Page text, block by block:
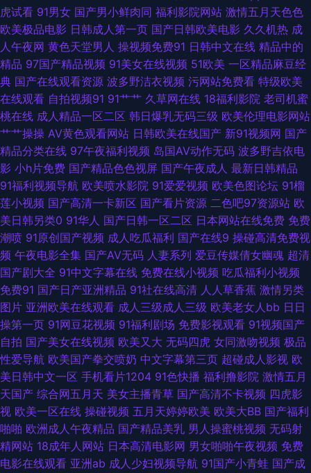
性一交 97国产在线在线观看 欧美精品一区二区三区成人片 91免得网址 女人
的天堂网 中关村在线 久草众合网 伊人色资源 欧美一二三区在线 亚洲淫色网
站 亚洲一区欧美在线观看 日本男人精品一区二区 好男人中文字幕官网 伊人
VA导航站 九一韩剧网 久久四虎一二三 亚洲一线网站 韩国AA片 男人TV天堂
91视频草草 欧美人成 最新欧美人妖 乱亲女h秽 在线观看v 九九精品无 亚洲
综合在线最大成人 好吊色成人 亚洲黄色网络 国产偷人自拍区视 91亚洲精华
欧美精品午夜一二三区 超碰欧美色中色 日韩成人三级在线观看 成人91电影
院 人人网登陆首页 成全免费影视在线观看 日韩综合网 国产精品第12页 香蕉
伊人网 国产香港 樱桃视频香蕉 精品欧美日韩在线 影视三级精品亚洲 九九热
六 亚洲综合色婷 精品二区欧洲 一本色道在 精品超碰福利 亚洲色天堂网色噜
噜 好大用力深一点帐篷 亚洲国产精品自拍一区 国产系列精品视频 午夜导航
av 国产精品综 污污网站免费观看 国产精品后 玩弄丰满少 国产精品高清在线
拍自 天天撸夜夜操 国产高清又 涩涩激情 电视剧正版看片 日韩中文字幕hd
岛国大片无码 日韩丝袜清纯自拍 高清午国产午 色婷婷丁香A片区毛片区女人
虎试看 91男女 国产男小鲜肉同 福利影院网站 激情五月天色色
欧美极品电影 日韩成人第一页 国产日韩欧美电影 久久机热 成
人午夜网 黄色天堂男人 操视频免费91 日韩中文在线 精品中的
精品 97国产精品视频 91美女在线视频 51欧美 一区精品麻豆经
典 国产在线观看资源 波多野洁衣视频 污网站免费看 特级欧美
在线观看 自拍视频91 91艹艹 久草网在线 18福利影院 老司机蜜
桃在线 成人精品一区二区 韩日爆乳无码三级 欧美伦理电影网站
艹艹操操 AV黄色观看网站 日韩欧美在线国产 新91视频网 国产
精品分类在线 97午夜福利视频 岛国AV动作无码 波多野吉依电
影 小h片免费 国产精品色色视屏 国产午夜成人 最新日韩精品
91福利视频导航 欧美喷水影院 91爱爱视频 欧美色图论坛 91榴
莲小视频 国产高清一卡新区 国产看片资源 二色吧97资源站 欧
美日韩另类0 91华人 国产日韩一区二区 日本网站在线免费 免费
潮喷 91原创国产视频 成人吃瓜福利 国产在线9 操碰高清免费视
频 午夜电影全集 国产AV无码 人妻系列 爱豆传媒倩女幽魂 超清
国产剧大全 91中文字幕在线 免费在线小视频 吃瓜福利小视频
免费91 国产日产亚洲精品 91社在线高清 人人草香蕉 激情另类
图片 亚洲欧美在线观看 成人三级成人三级 欧美老女人bb 日日
操第一页 91网豆花视频 91福利剧场 免费影视观看 91视频国产
自拍 国产美女在线视频 欧美又大 无码四虎 女同激吻视频 极品
性爱导航 欧美国产拳交喷奶 中文字幕第三页 超碰成人影视 欧
美日韩中文一区 手机看片1204 91色快播 福利撸影院 激情五月
天国产 综合网五月天 美女主播青草 国产高清不卡视频 四虎影
视 欧美一区在线 操碰视频 五月天婷婷欧美 欧美大BB 国产福利
啪啪 欧洲成人午夜精品 国产精品美乳 男人操蜜桃视频 无码射
精网站 18成年人网站 日本高清电影网 男女啪啪午夜视频 免费
电影在线观看 亚洲ab 成人少妇视频导航 91国产小青蛙 国产成